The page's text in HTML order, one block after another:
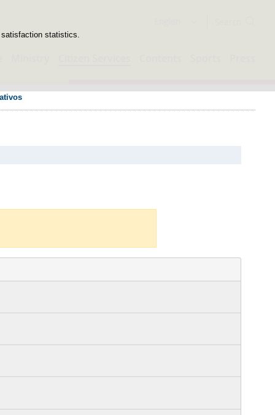
statistics.